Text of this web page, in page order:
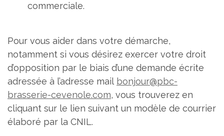
commerciale.
Pour vous aider dans votre démarche,
notamment si vous désirez exercer votre droit
d’opposition par le biais d’une demande écrite
adressée à l’adresse mail bonjour@pbc-
brasserie-cevenole.com, vous trouverez en
cliquant sur le lien suivant un modèle de courrier
élaboré par la CNIL.